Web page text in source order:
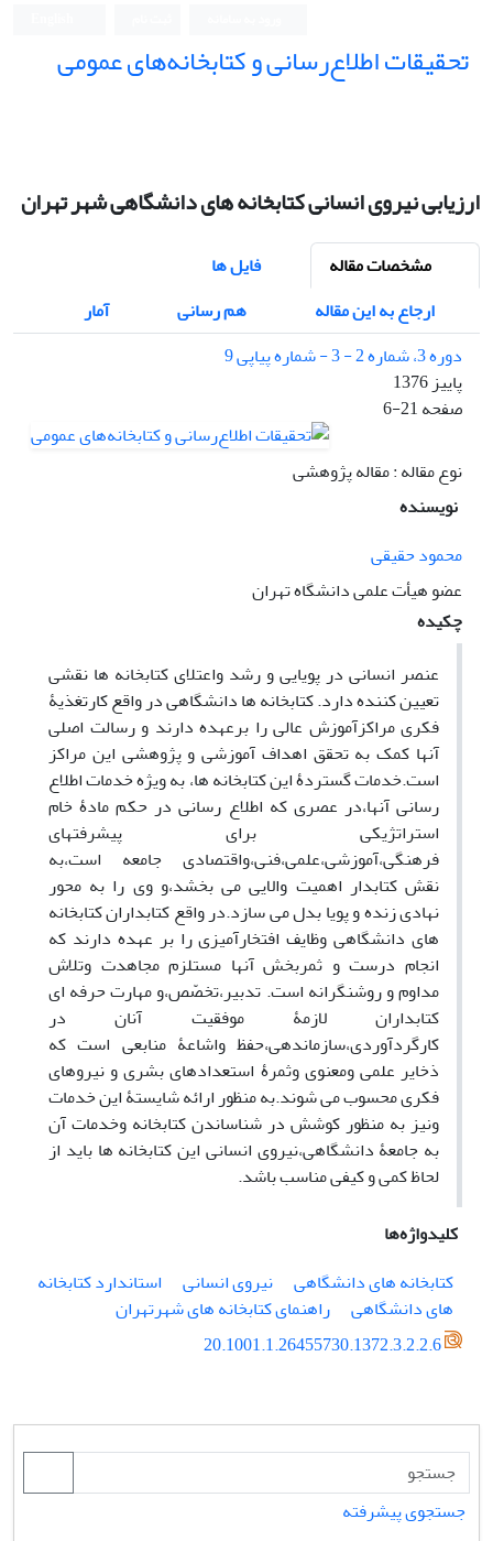
تحقیقات اطلاع‌رسانی و کتابخانه‌های عمومی
ارزیابی نیروی انسانی کتابخانه های دانشگاهی شهر تهران
مشخصات مقاله
فایل ها
ارجاع به این مقاله
هم رسانی
آمار
دوره 3، شماره 2 - 3 - شماره پیاپی 9
پاییز 1376
صفحه6-21
نوع مقاله : مقاله پژوهشی
نویسنده
محمود حقیقی
عضو هیأت علمی دانشگاه تهران
چکیده
عنصر انسانی در پویایی و رشد واعتلای کتابخانه ها نقشی
تعیین کننده دارد. کتابخانه ها دانشگاهی در واقع کارتغذیۀ
فکری مراکزآموزش عالی را برعهده دارند و رسالت اصلی
آنها کمک به تحقق اهداف آموزشی و پژوهشی این مراکز
است.خدمات گستردۀ این کتابخانه ها، به ویژه خدمات اطلاع
رسانی آنها،در عصری که اطلاع رسانی در حکم مادۀ خام
استراتژیکی برای پیشرفتهای
فرهنگی،آموزشی،علمی،فنی،واقتصادی جامعه است،به
نقش کتابدار اهمیت والایی می بخشد،و وی را به محور
نهادی زنده و پویا بدل می سازد.در واقع کتابداران کتابخانه
های دانشگاهی وظایف افتخارآمیزی را بر عهده دارند که
انجام درست و ثمربخش آنها مستلزم مجاهدت وتلاش
مداوم و روشنگرانه است. تدبیر،تخصّص،و مهارت حرفه ای
کتابداران لازمۀ موفقیت آنان در
کارگردآوردی،سازماندهی،حفظ واشاعۀ منابعی است که
ذخایر علمی ومعنوی وثمرۀ استعدادهای بشری و نیروهای
فکری محسوب می شوند.به منظور ارائه شایستۀ این خدمات
ونیز به منظور کوشش در شناساندن کتابخانه وخدمات آن
به جامعۀ دانشگاهی،نیروی انسانی این کتابخانه ها باید از
لحاظ کمی و کیفی مناسب باشد.
کلیدواژه‌ها
کتابخانه های دانشگاهی
نیروی انسانی
استاندارد کتابخانه
های دانشگاهی
راهنمای کتابخانه های شهرتهران
20.1001.1.26455730.1372.3.2.2.6
جستجوی پیشرفته